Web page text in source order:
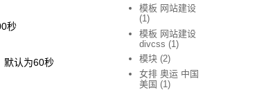
秒
默认为60秒
模板 网站建设
(1)
模板 网站建设
divcss (1)
模块 (2)
女排 奥运 中国
美国 (1)